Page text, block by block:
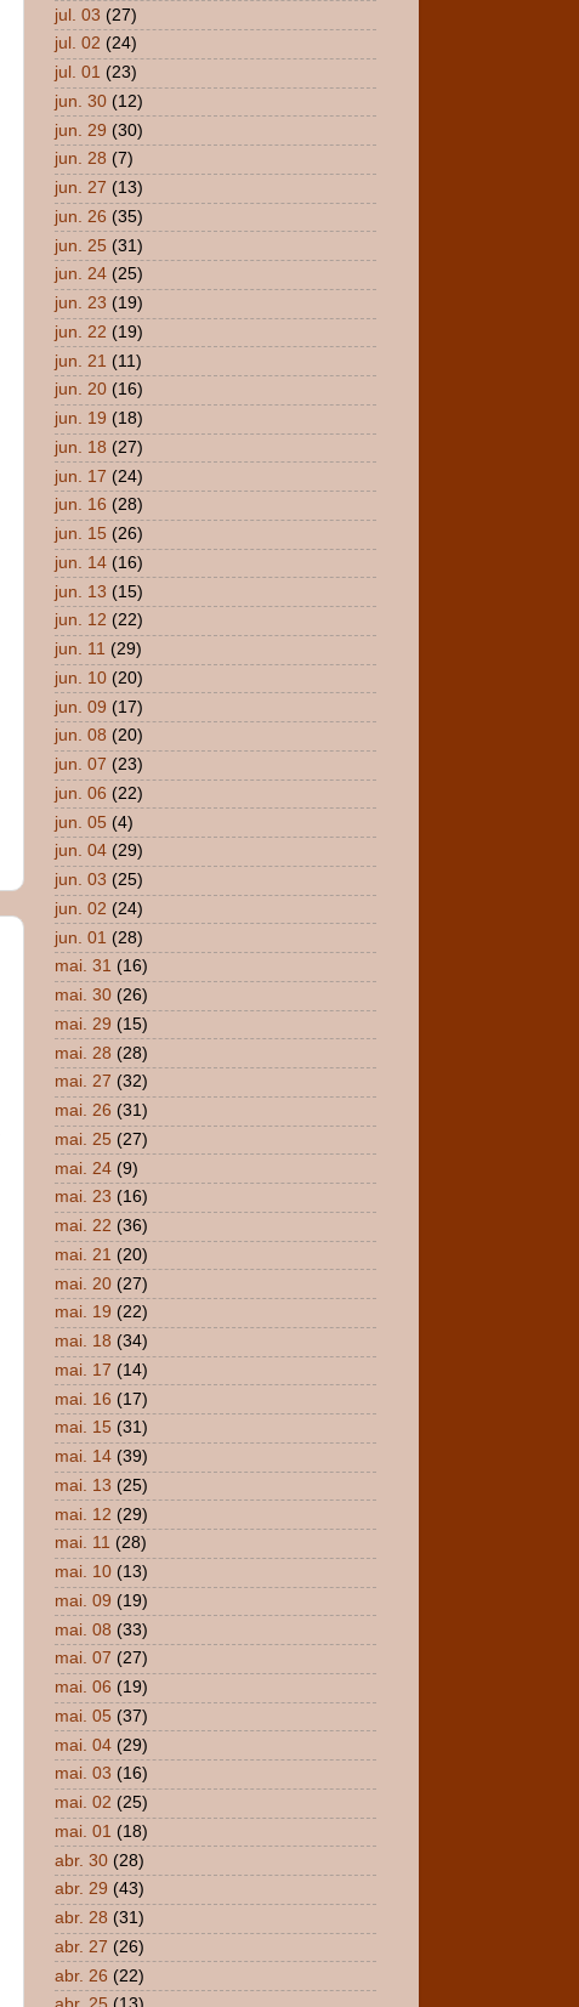
jul. 03 (27)
jul. 02 (24)
jul. 01 (23)
jun. 30 (12)
jun. 29 (30)
jun. 28 (7)
jun. 27 (13)
jun. 26 (35)
jun. 25 (31)
jun. 24 (25)
jun. 23 (19)
jun. 22 (19)
jun. 21 (11)
jun. 20 (16)
jun. 19 (18)
jun. 18 (27)
jun. 17 (24)
jun. 16 (28)
jun. 15 (26)
jun. 14 (16)
jun. 13 (15)
jun. 12 (22)
jun. 11 (29)
jun. 10 (20)
jun. 09 (17)
jun. 08 (20)
jun. 07 (23)
jun. 06 (22)
jun. 05 (4)
jun. 04 (29)
jun. 03 (25)
jun. 02 (24)
jun. 01 (28)
mai. 31 (16)
mai. 30 (26)
mai. 29 (15)
mai. 28 (28)
mai. 27 (32)
mai. 26 (31)
mai. 25 (27)
mai. 24 (9)
mai. 23 (16)
mai. 22 (36)
mai. 21 (20)
mai. 20 (27)
mai. 19 (22)
mai. 18 (34)
mai. 17 (14)
mai. 16 (17)
mai. 15 (31)
mai. 14 (39)
mai. 13 (25)
mai. 12 (29)
mai. 11 (28)
mai. 10 (13)
mai. 09 (19)
mai. 08 (33)
mai. 07 (27)
mai. 06 (19)
mai. 05 (37)
mai. 04 (29)
mai. 03 (16)
mai. 02 (25)
mai. 01 (18)
abr. 30 (28)
abr. 29 (43)
abr. 28 (31)
abr. 27 (26)
abr. 26 (22)